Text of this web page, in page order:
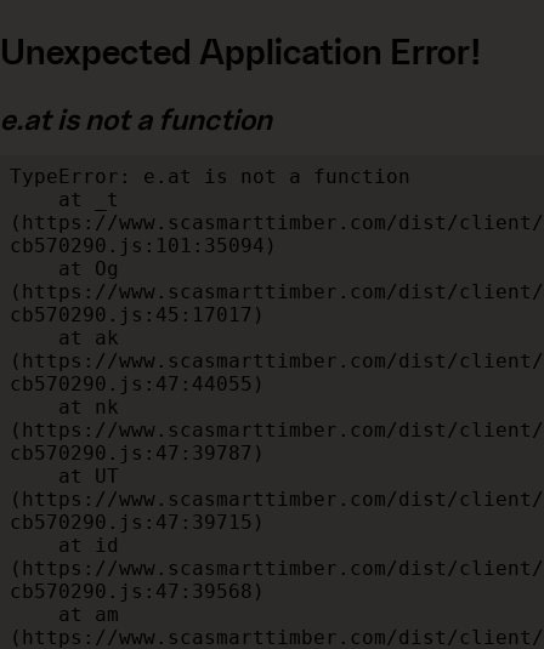
Unexpected Application Error!
e.at is not a function
TypeError: e.at is not a function
(https://www.scasmarttimber.com/dist/
cb570290.js:101:35094)
(https://www.scasmarttimber.com/dist/
cb570290.js:45:17017)
(https://www.scasmarttimber.com/dist/
cb570290.js:47:44055)
(https://www.scasmarttimber.com/dist/
cb570290.js:47:39787)
(https://www.scasmarttimber.com/dist/
cb570290.js:47:39715)
(https://www.scasmarttimber.com/dist/
cb570290.js:47:39568)
(https://www.scasmarttimber.com/dist/